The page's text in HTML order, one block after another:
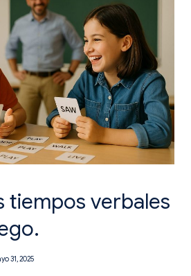
tiempos verbales
31, 2025